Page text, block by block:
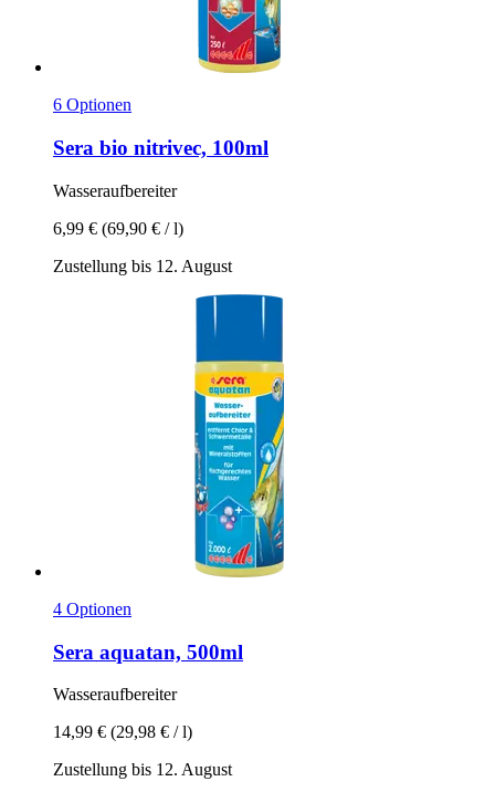
6 Optionen
Sera bio nitrivec, 100ml
Wasseraufbereiter
6,99 € (69,90 € / l)
Zustellung bis 12. August
4 Optionen
Sera aquatan, 500ml
Wasseraufbereiter
14,99 € (29,98 € / l)
Zustellung bis 12. August